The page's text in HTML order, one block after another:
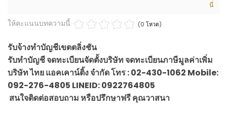
นี่
ให้คะแนนบทความนี้ (0 โหวต)
รับจ้างทำบัญชีเขตตลิ่งชัน
รับทำบัญชี จดทะเบียนจัดตั้งบริษัท จดทะเบียนภาษีมูลค่าเพิ่ม
บริษัท ไทย แอคเคาน์ติ้ง จำกัด โทร : 02-430-1062 Mobile:
092-276-4805 LINEID: 0922764805
สนใจติดต่อสอบถาม หรือปรึกษาฟรี คุณวาสนา